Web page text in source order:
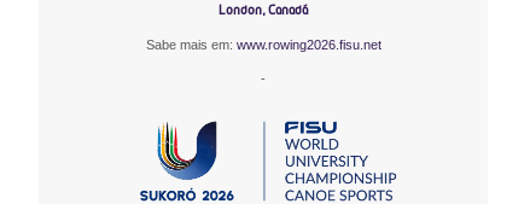
London, Canadá
Sabe mais em: www.rowing2026.fisu.net
-